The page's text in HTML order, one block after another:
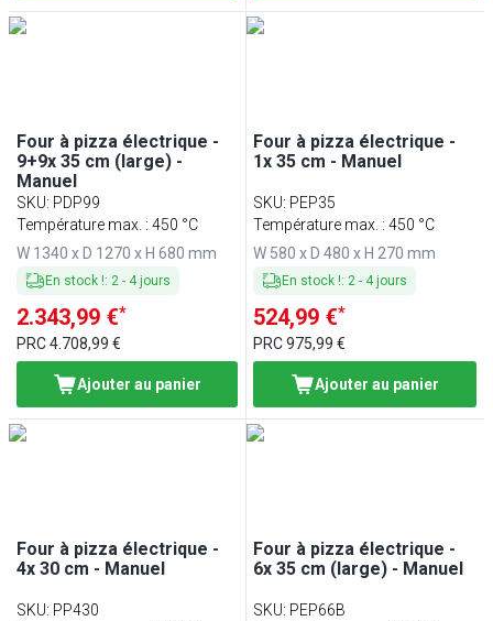
Four à pizza électrique -
9+9x 35 cm (large) -
Manuel
SKU: PDP99
Température max. : 450 °C
W 1340 x D 1270 x H 680 mm
En stock !: 2- 4 jours
2.343,99 €*
PRC4.708,99 €
Ajouter au panier
Four à pizza électrique -
1x 35 cm - Manuel
SKU: PEP35
Température max. : 450 °C
W 580 x D 480 x H 270 mm
En stock !: 2 - 4 jours
524,99 €*
PRC975,99 €
Ajouter au panier
Four à pizza électrique -
4x 30 cm - Manuel
SKU: PP430
Four à pizza électrique -
6x 35 cm (large) - Manuel
SKU: PEP66B